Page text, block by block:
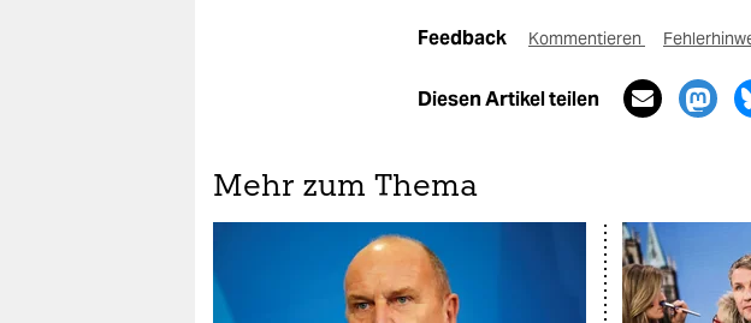
Feedback Kommentieren
Diesen Artikel teilen
Mehr zum Thema